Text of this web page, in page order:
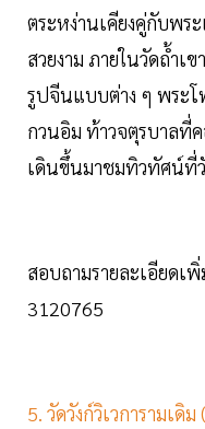
ตระหง่านเคียงคู่กับพร
สวยงาม ภายในวัดถ้ำ
รูปจีนแบบต่าง ๆ พระโ
กวนอิม ท้าวจตุรบาลที่
เดินขึ้นมาชมทิวทัศน์ที่
สอบถามรายละเอียดเ
3120765
5. วัดวังก์วิเวการามเ